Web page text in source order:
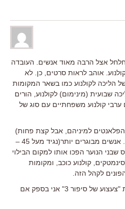
אצל הרבה מאוד אנשים. העובדה
אוהב לראות סרטים, כן. לא
הליכה לקולנוע כמו בשאר המקומות
שבועית (מינימום) לקולנוע, הורים
ערבי קולנוע משפחתיים עם סוג של
למיניהם, אבל קצת פחות)
גם גרמה לפילוג אוכלוסייתי חד. אנשים מבוגרים יותר(נגיד מעל 45 –
שבני הנוער הפכו אותו למקום הבילוי
קולנוע כוכב, ומקומות
לקהל הזה.
למשל, אם קולנוע כוכב יקרין את "צעצוע של סיפור 3" אני בספק אם